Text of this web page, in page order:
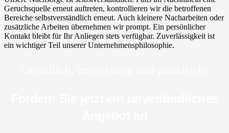
Geruchsquelle erneut auftreten, kontrollieren wir die betroffenen
Bereiche selbstverständlich erneut. Auch kleinere Nacharbeiten oder
zusätzliche Arbeiten übernehmen wir prompt. Ein persönlicher
Kontakt bleibt für Ihr Anliegen stets verfügbar. Zuverlässigkeit ist
ein wichtiger Teil unserer Unternehmensphilosophie.